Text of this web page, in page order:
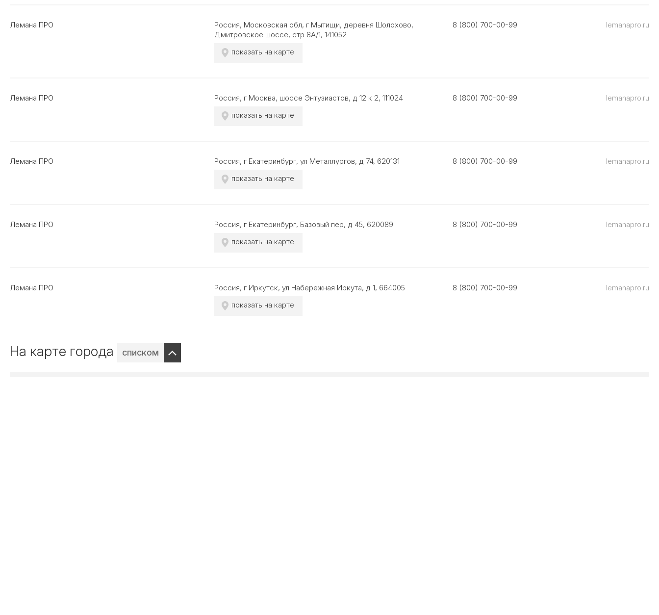
Лемана ПРО
Россия, Московская обл, г Мытищи, деревня Шолохово,
Дмитровское шоссе, стр 8А/1, 141052
показать на карте
8 (800) 700-00-99 lemanapro.ru
Лемана ПРО
Россия, г Москва, шоссе Энтузиастов, д 12 к 2, 111024
показать на карте
8 (800) 700-00-99 lemanapro.ru
Лемана ПРО
Россия, г Екатеринбург, ул Металлургов, д 74, 620131
показать на карте
8 (800) 700-00-99 lemanapro.ru
Лемана ПРО
Россия, г Екатеринбург, Базовый пер, д 45, 620089
показать на карте
8 (800) 700-00-99 lemanapro.ru
Лемана ПРО
Россия, г Иркутск, ул Набережная Иркута, д 1, 664005
показать на карте
8 (800) 700-00-99 lemanapro.ru
На карте города списком